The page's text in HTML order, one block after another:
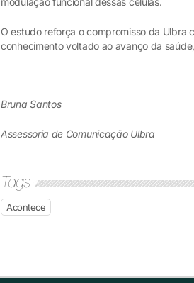
O estudo reforça o compromisso da Ulbra
conhecimento voltado ao avanço da
Bruna Santos
Assessoria de Comunicação Ulbra
Tags
Acontece